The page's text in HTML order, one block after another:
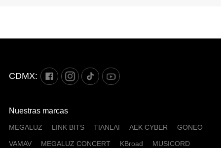
CDMX:
Nuestras marcas
MEGALUZ LINK BITS TIANLAI AEK CYBER GONEO
VAMAV MEGALUZ CONCERT KBroad MUSICORD